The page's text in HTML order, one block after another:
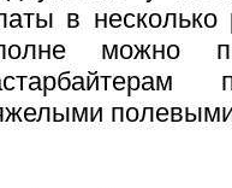
в
можно